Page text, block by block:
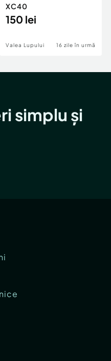
XC40
150 lei
Valea Lupului 16 zile în urmă
simplu și